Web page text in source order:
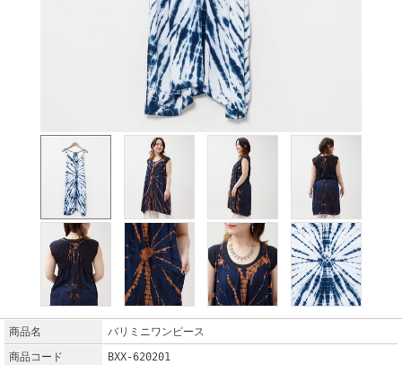
商品名
バリミニワンピース
商品コード
BXX-620201